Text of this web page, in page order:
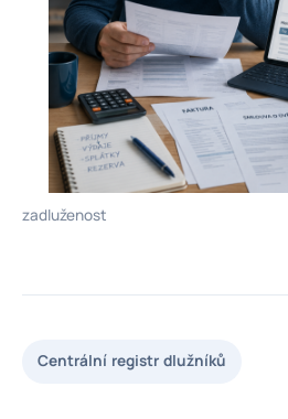
zadluženost
Centrální registr dlužníků